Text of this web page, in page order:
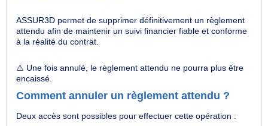
ASSUR3D permet de supprimer définitivement un règlement
attendu afin de maintenir un suivi financier fiable et conforme
à la réalité du contrat.
⚠️ Une fois annulé, le règlement attendu ne pourra plus être
encaissé.
Comment annuler un règlement attendu ?
Deux accès sont possibles pour effectuer cette opération :